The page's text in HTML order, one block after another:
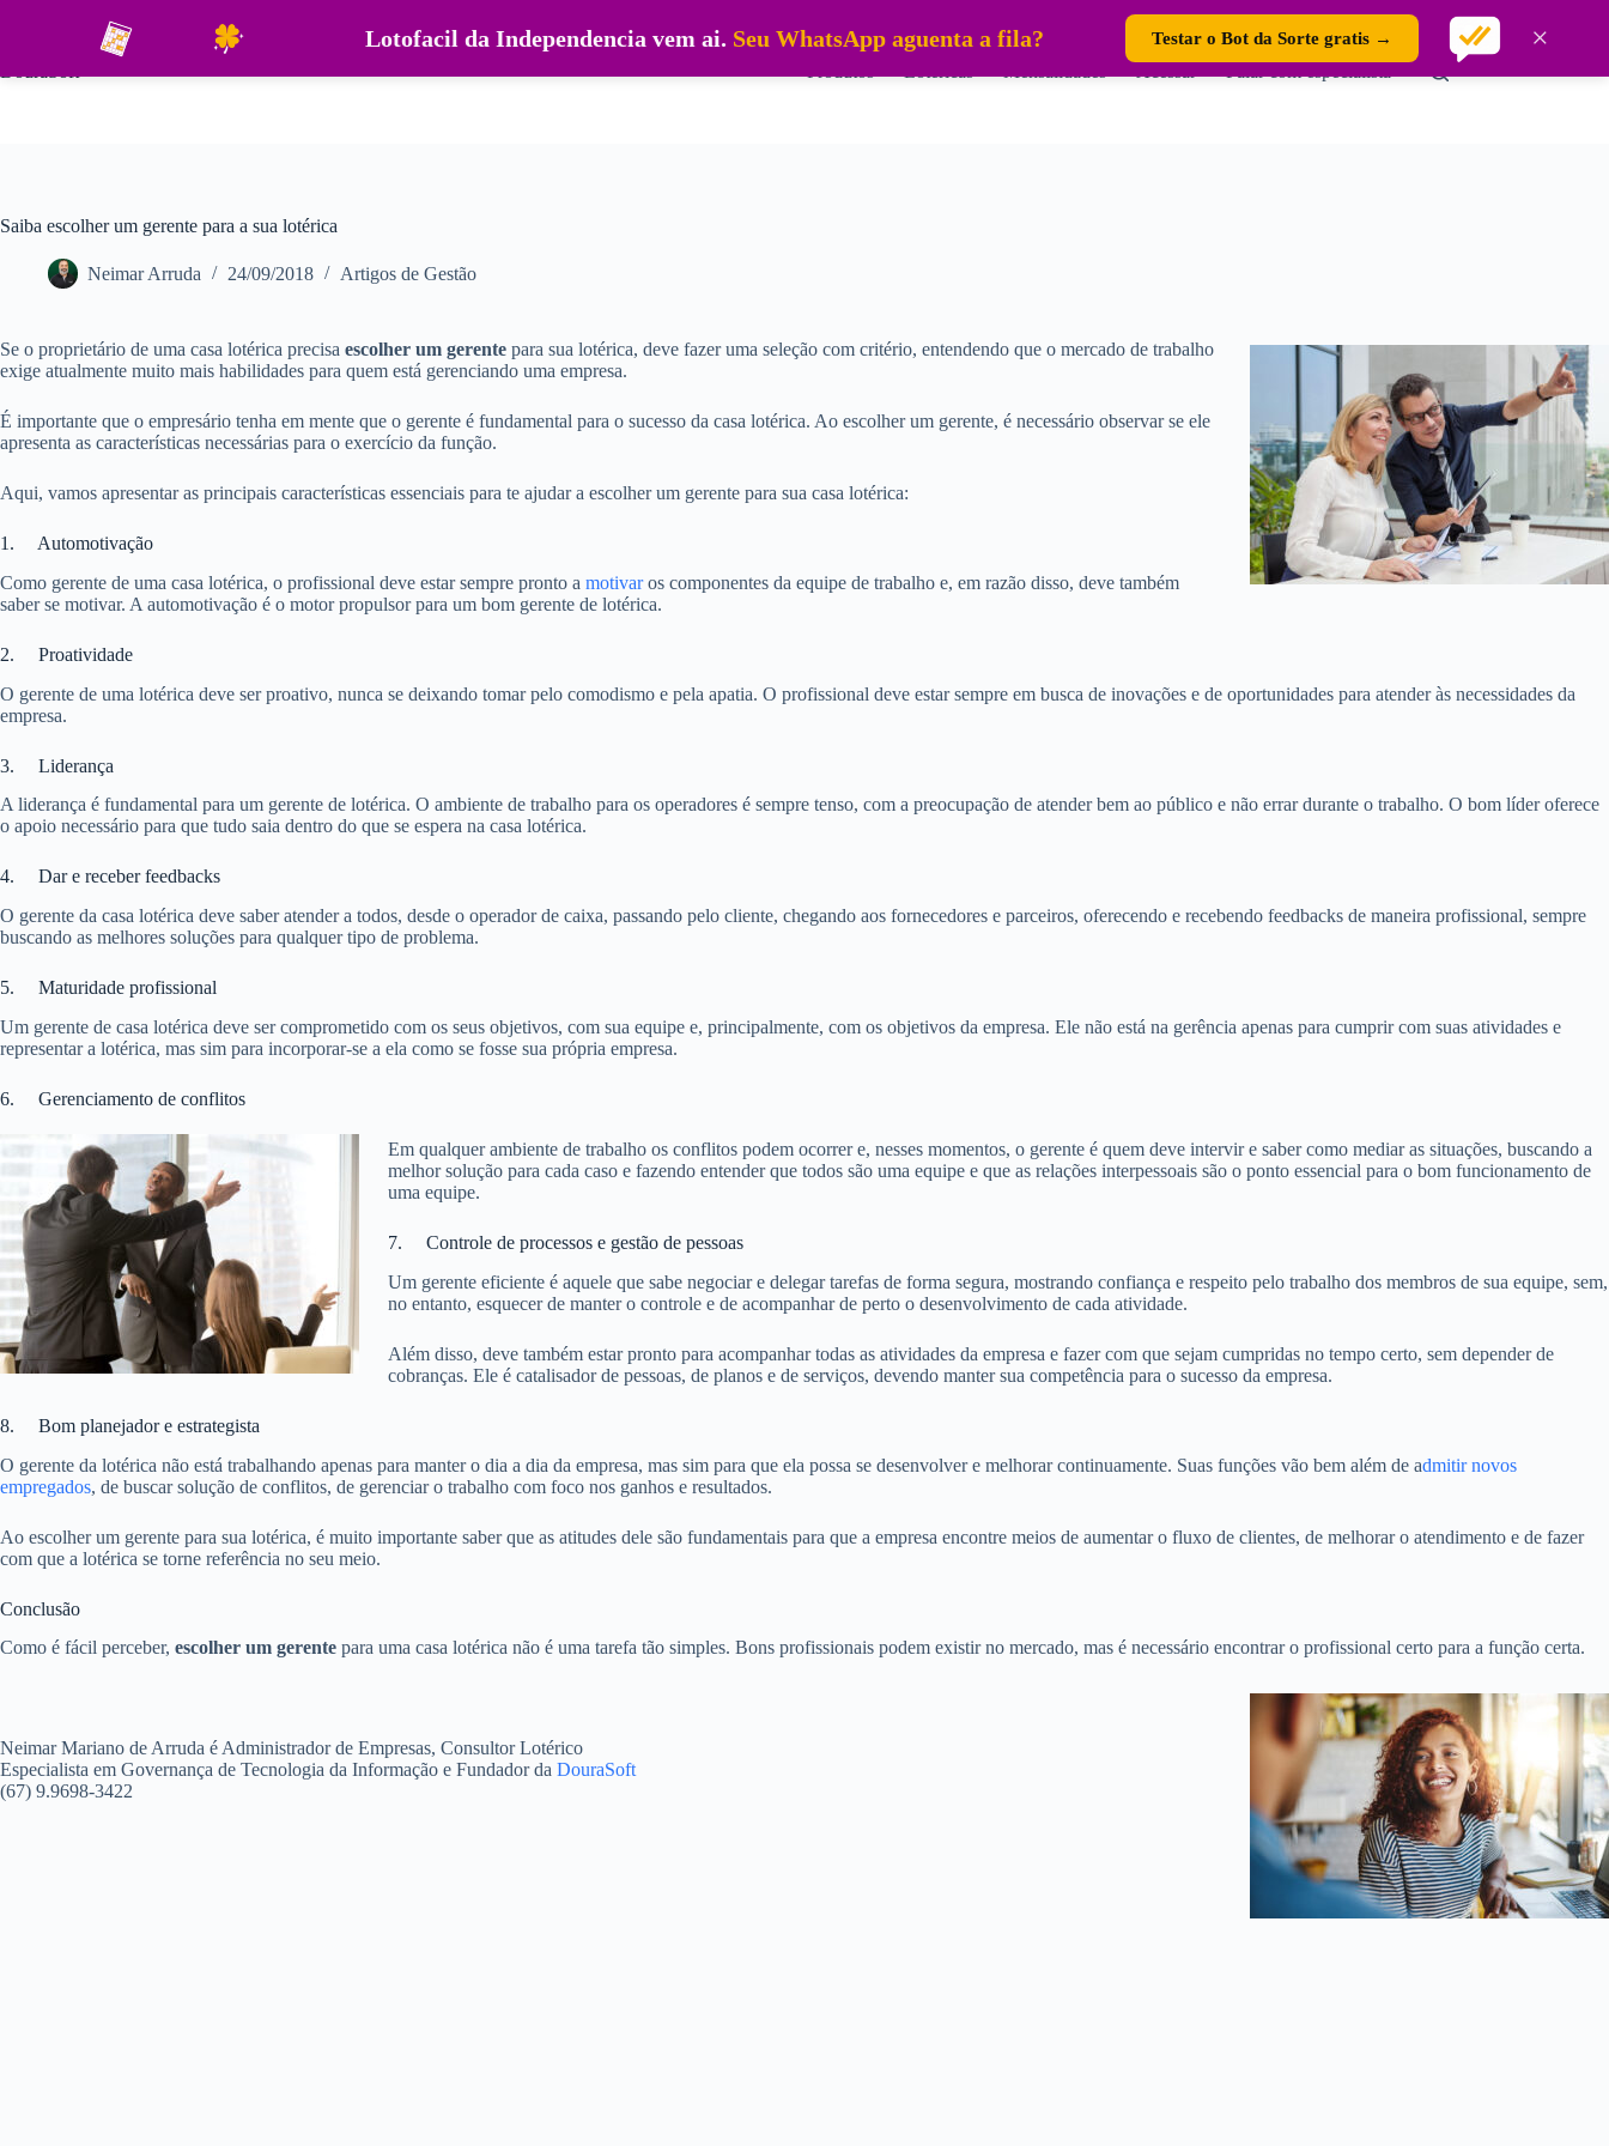
Lotofacil da Independencia vem ai. Seu WhatsApp aguenta a fila? Testar o Bot da Sorte gratis → ×
conteúdo
Saiba escolher um gerente para a sua lotérica
Neimar Arruda 24/09/2018 Artigos de Gestão
Se o proprietário de uma casa lotérica precisa escolher um gerente para sua lotérica, deve fazer uma seleção com critério, entendendo que o mercado de trabalho
exige atualmente muito mais habilidades para quem está gerenciando uma empresa.
É importante que o empresário tenha em mente que o gerente é fundamental para o sucesso da casa lotérica. Ao escolher um gerente, é necessário observar se ele
apresenta as características necessárias para o exercício da função.
Aqui, vamos apresentar as principais características essenciais para te ajudar a escolher um gerente para sua casa lotérica:
1. Automotivação
Como gerente de uma casa lotérica, o profissional deve estar sempre pronto a motivaros componentes da equipe de trabalho e, em razão disso, deve também
saber se motivar. A automotivação é o motor propulsor para um bom gerente de lotérica.
2. Proatividade
O gerente de uma lotérica deve ser proativo, nunca se deixando tomar pelo comodismo e pela apatia. O profissional deve estar sempre em busca de inovações e de oportunidades para atender às necessidades da
empresa.
3. Liderança
A liderança é fundamental para um gerente de lotérica. O ambiente de trabalho para os operadores é sempre tenso, com a preocupação de atender bem ao público e não errar durante o trabalho. O bom líder oferece
o apoio necessário para que tudo saia dentro do que se espera na casa lotérica.
4. Dar e receber feedbacks
O gerente da casa lotérica deve saber atender a todos, desde o operador de caixa, passando pelo cliente, chegando aos fornecedores e parceiros, oferecendo e recebendo feedbacks de maneira profissional, sempre
buscando as melhores soluções para qualquer tipo de problema.
5. Maturidade profissional
Um gerente de casa lotérica deve ser comprometido com os seus objetivos, com sua equipe e, principalmente, com os objetivos da empresa. Ele não está na gerência apenas para cumprir com suas atividades e
representar a lotérica, mas sim para incorporar-se a ela como se fosse sua própria empresa.
6. Gerenciamento de conflitos
Em qualquer ambiente de trabalho os conflitos podem ocorrer e, nesses momentos, o gerente é quem deve intervir e saber como mediar as situações, buscando a
melhor solução para cada caso e fazendo entender que todos são uma equipe e que as relações interpessoais são o ponto essencial para o bom funcionamento de
uma equipe.
7. Controle de processos e gestão de pessoas
Um gerente eficiente é aquele que sabe negociar e delegar tarefas de forma segura, mostrando confiança e respeito pelo trabalho dos membros de sua equipe, sem,
no entanto, esquecer de manter o controle e de acompanhar de perto o desenvolvimento de cada atividade.
Além disso, deve também estar pronto para acompanhar todas as atividades da empresa e fazer com que sejam cumpridas no tempo certo, sem depender de
cobranças. Ele é catalisador de pessoas, de planos e de serviços, devendo manter sua competência para o sucesso da empresa.
8. Bom planejador e estrategista
O gerente da lotérica não está trabalhando apenas para manter o dia a dia da empresa, mas sim para que ela possa se desenvolver e melhorar continuamente. Suas funções vão bem além de admitir novos
empregados, de buscar solução de conflitos, de gerenciar o trabalho com foco nos ganhos e resultados.
Ao escolher um gerente para sua lotérica, é muito importante saber que as atitudes dele são fundamentais para que a empresa encontre meios de aumentar o fluxo de clientes, de melhorar o atendimento e de fazer
com que a lotérica se torne referência no seu meio.
Conclusão
Como é fácil perceber, escolher um gerente para uma casa lotérica não é uma tarefa tão simples. Bons profissionais podem existir no mercado, mas é necessário encontrar o profissional certo para a função certa.
Neimar Mariano de Arruda é Administrador de Empresas, Consultor Lotérico
Especialista em Governança de Tecnologia da Informação e Fundador da DouraSoft
(67) 9.9698-3422